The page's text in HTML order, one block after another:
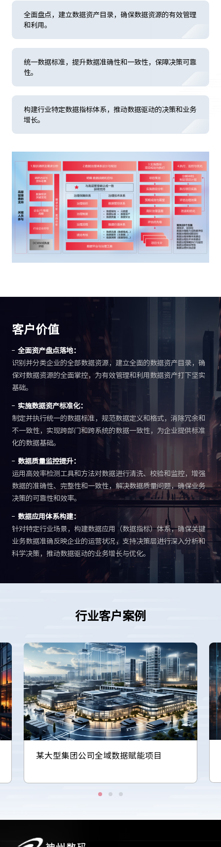
全面盘点，建立数据资产目录，确保数据资源的有效管理
和利用。
统一数据标准，提升数据准确性和一致性，保障决策可靠
性。
构建行业特定数据指标体系，推动数据驱动的决策和业务
增长。
客户价值
全面资产盘点落地：
识别并分类企业的全部数据资源，建立全面的数据资产目录，确
保对数据资源的全面掌控，为有效管理和利用数据资产打下坚实
基础。
实施数据资产标准化：
制定并执行统一的数据标准，规范数据定义和格式，消除冗余和
不一致性，实现跨部门和跨系统的数据一致性，为企业提供标准
化的数据基础。
数据质量监控提升：
运用高效率检测工具和方法对数据进行清洗、校验和监控，增强
数据的准确性、完整性和一致性，解决数据质量问题，确保业务
决策的可靠性和效率。
数据应用体系构建：
针对特定行业场景，构建数据应用（数据指标）体系，确保关键
业务数据准确反映企业的运营状况，支持决策层进行深入分析和
科学决策，推动数据驱动的业务增长与优化。
行业客户案例
某大型集团公司全域数据赋能项目